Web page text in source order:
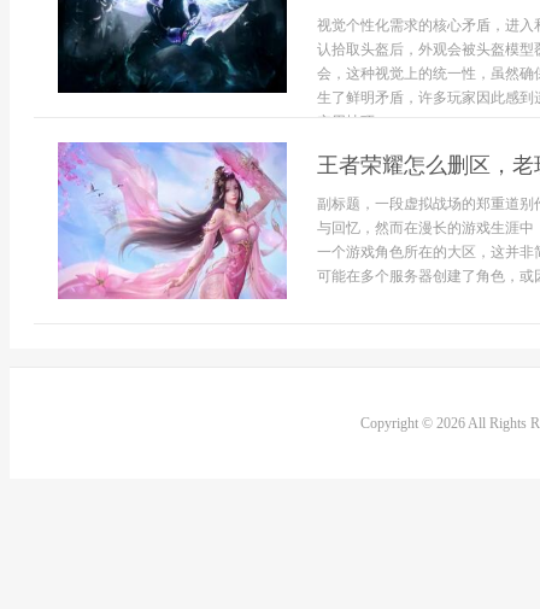
视觉个性化需求的核心矛盾，进
认拾取头盔后，外观会被头盔模
会，这种视觉上的统一性，虽然
生了鲜明矛盾，许多玩家因此感
实用技巧...
王者荣耀怎么删区，
副标题，一段虚拟战场的郑重道
与回忆，然而在漫长的游戏生涯
一个游戏角色所在的大区，这并
可能在多个服务器创建了角色，或
Copyright © 2026 All Rights